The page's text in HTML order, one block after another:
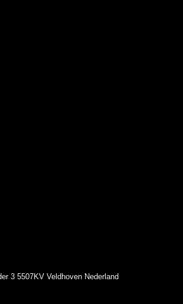
3 5507KV Veldhoven Nederland